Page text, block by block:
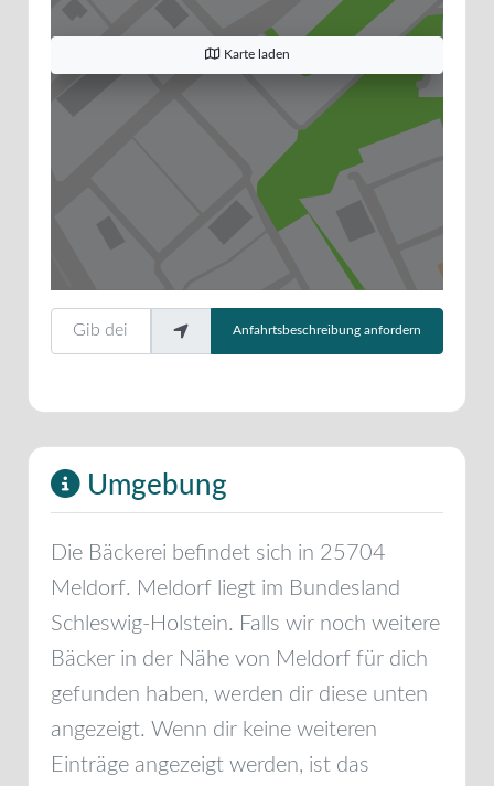
Karte laden
Gib deinen Standort ein.
Anfahrtsbeschreibung anfordern
Umgebung
Die Bäckerei befindet sich in 25704
Meldorf. Meldorf liegt im Bundesland
Schleswig-Holstein. Falls wir noch weitere
Bäcker in der Nähe von Meldorf für dich
gefunden haben, werden dir diese unten
angezeigt. Wenn dir keine weiteren
Einträge angezeigt werden, ist das